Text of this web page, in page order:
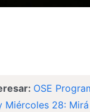
OSE
Miércoles 28: